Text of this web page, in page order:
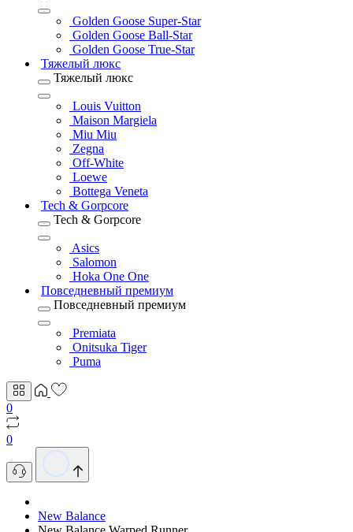
Golden Goose Super-Star
Golden Goose Ball-Star
Golden Goose True-Star
Тяжелый люкс
Тяжелый люкс
Louis Vuitton
Maison Margiela
Miu Miu
Zegna
Off-White
Loewe
Bottega Veneta
Tech & Gorpcore
Tech & Gorpcore
Asics
Salomon
Hoka One One
Повседневный премиум
Повседневный премиум
Premiata
Onitsuka Tiger
Puma
0
0
New Balance